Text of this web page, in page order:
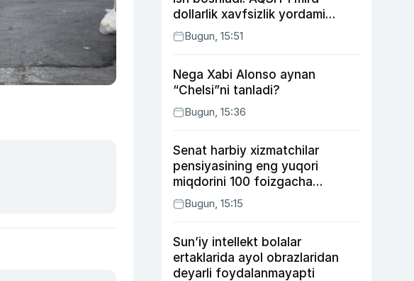
dollarlik xavfsizlik yordami
bermoqchi
Bugun, 15:51
Nega Xabi Alonso aynan
“Chelsi”ni tanladi?
Bugun, 15:36
Senat harbiy xizmatchilar
pensiyasining eng yuqori
miqdorini 100 foizgacha
oshirishni nazarda tutuvchi
qonunni ma’qulladi
Bugun, 15:15
Sun’iy intellekt bolalar
ertaklarida ayol obrazlaridan
deyarli foydalanmayapti